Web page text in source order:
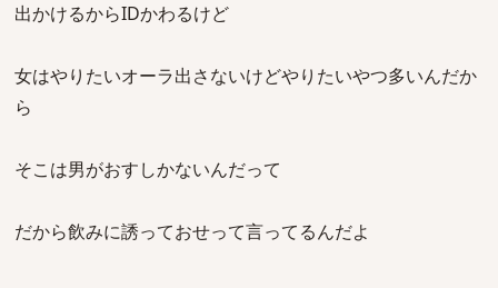
出かけるからIDかわるけど
女はやりたいオーラ出さないけどやりたいやつ多いんだか
ら
そこは男がおすしかないんだって
だから飲みに誘っておせって言ってるんだよ